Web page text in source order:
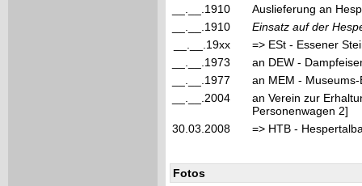
__.__.1910
Auslieferung an
__.__.1910
Einsatz auf der
__.__.19xx
=> ESt - Essener
__.__.1973
an DEW -
__.__.1977
an MEM -
__.__.2004
an Verein zur
Personenwagen 2]
30.03.2008
=> HTB -
Fotos